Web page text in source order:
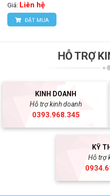
Giá: Liên hệ
ĐẶT MUA
HỖ TRỢ
KINH DOANH
Hỗ trợ kinh doanh
0393.968.345
KỸ
Hỗ trợ